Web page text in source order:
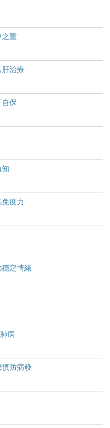
之重
治療
自保
知
疫力
穩定情緒
病
防病發